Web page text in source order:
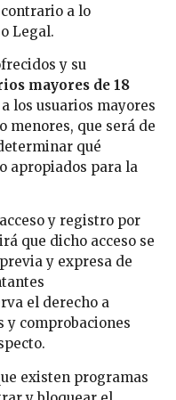
a lo
Legal.
y su
mayores de 18
los usuarios mayores
menores, que será de
qué
apropiados para la
y registro por
que dicho acceso se
y expresa de
el derecho a
y comprobaciones
existen programas